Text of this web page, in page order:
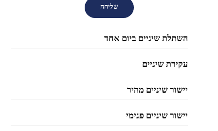
השתלת שיניים ביום אחד
עקירת שיניים
יישור שיניים מהיר
יישור שיניים פנימי